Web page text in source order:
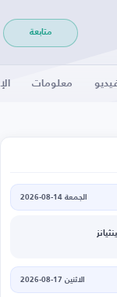
متابعة
معلومات
الجمعة 14-08-2026
الاثنين 17-08-2026